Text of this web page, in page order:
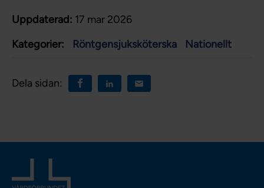
Uppdaterad: 17 mar 2026
Kategorier:
Röntgensjuksköterska Nationellt
Dela sidan: